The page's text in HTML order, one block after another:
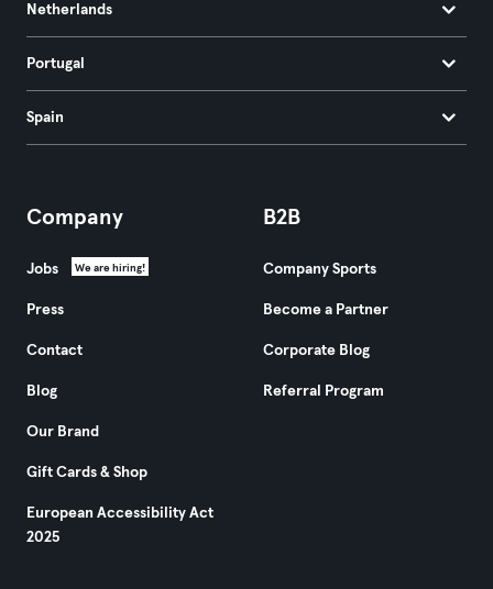
Netherlands
Portugal
Spain
Company
Jobs We are hiring!
Press
Contact
Blog
Our Brand
Gift Cards & Shop
European Accessibility Act
2025
B2B
Company Sports
Become a Partner
Corporate Blog
Referral Program